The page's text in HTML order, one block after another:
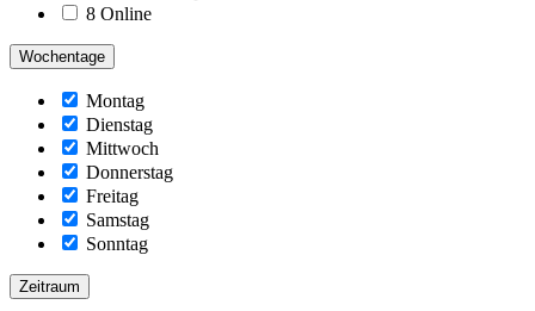
8 Online
Wochentage
Montag
Dienstag
Mittwoch
Donnerstag
Freitag
Samstag
Sonntag
Zeitraum